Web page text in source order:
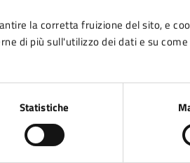
la corretta fruizione del sito, e
di più sull'utilizzo dei dati e su
Statistiche